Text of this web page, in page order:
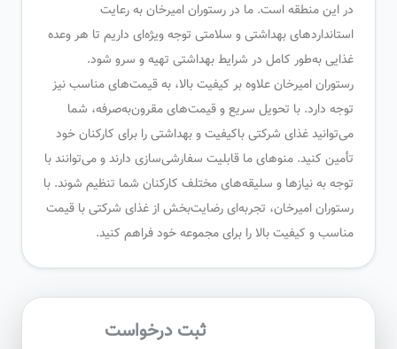
در این منطقه است. ما در رستوران امیرخان به رعایت
استانداردهای بهداشتی و سلامتی توجه ویژه‌ای داریم تا هر وعده
غذایی به‌طور کامل در شرایط بهداشتی تهیه و سرو شود.
رستوران امیرخان علاوه بر کیفیت بالا، به قیمت‌های مناسب نیز
توجه دارد. با تحویل سریع و قیمت‌های مقرون‌به‌صرفه، شما
می‌توانید غذای شرکتی باکیفیت و بهداشتی را برای کارکنان خود
تأمین کنید. منوهای ما قابلیت سفارشی‌سازی دارند و می‌توانند با
توجه به نیازها و سلیقه‌های مختلف کارکنان شما تنظیم شوند. با
رستوران امیرخان، تجربه‌ای رضایت‌بخش از غذای شرکتی با قیمت
مناسب و کیفیت بالا را برای مجموعه خود فراهم کنید.
ثبت درخواست